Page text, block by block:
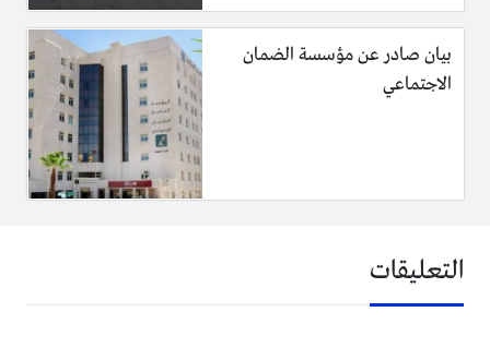
بيان صادر عن مؤسسة الضمان
الاجتماعي
التعليقات